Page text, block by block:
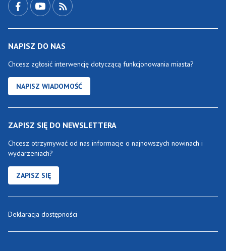
NAPISZ DO NAS
Chcesz zgłosić interwencję dotyczącą funkcjonowania miasta?
NAPISZ WIADOMOŚĆ
ZAPISZ SIĘ DO NEWSLETTERA
Chcesz otrzymywać od nas informacje o najnowszych nowinach i
wydarzeniach?
ZAPISZ SIĘ
Deklaracja dostępności